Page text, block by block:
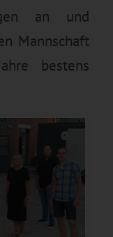
an und
Mannschaft
bestens